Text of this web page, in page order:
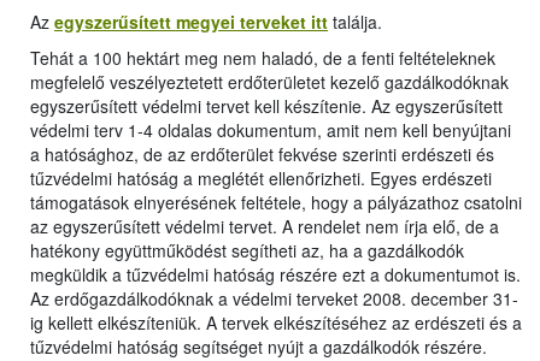
Az egyszerűsített megyei terveket itt találja.
Tehát a 100 hektárt meg nem haladó, de a fenti feltételeknek
megfelelő veszélyeztetett erdőterületet kezelő gazdálkodóknak
egyszerűsített védelmi tervet kell készítenie. Az egyszerűsített
védelmi terv 1-4 oldalas dokumentum, amit nem kell benyújtani
a hatósághoz, de az erdőterület fekvése szerinti erdészeti és
tűzvédelmi hatóság a meglétét ellenőrizheti. Egyes erdészeti
támogatások elnyerésének feltétele, hogy a pályázathoz csatolni
az egyszerűsített védelmi tervet. A rendelet nem írja elő, de a
hatékony együttműködést segítheti az, ha a gazdálkodók
megküldik a tűzvédelmi hatóság részére ezt a dokumentumot is.
Az erdőgazdálkodóknak a védelmi terveket 2008. december 31-
ig kellett elkészíteniük. A tervek elkészítéséhez az erdészeti és a
tűzvédelmi hatóság segítséget nyújt a gazdálkodók részére.